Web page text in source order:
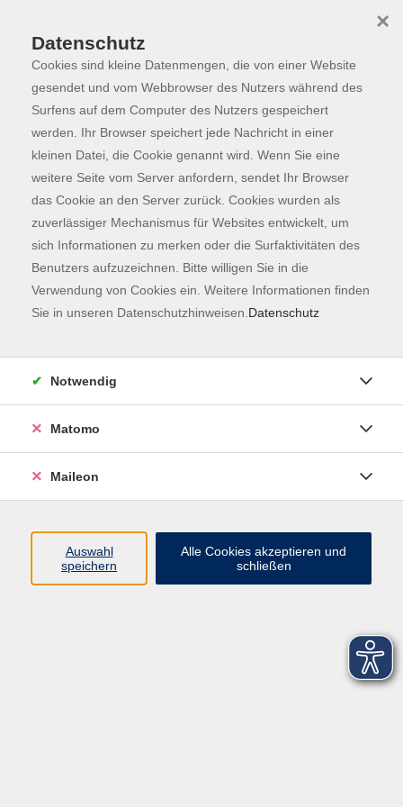
Skip to main content
Programm
Der Kurs konnte nicht gefunden werden.
Kontaktformular
Impressum
AGB
Datenschutzerklärung
Datenschutz
Cookies sind kleine Datenmengen, die von einer Website
gesendet und vom Webbrowser des Nutzers während des
Surfens auf dem Computer des Nutzers gespeichert
werden. Ihr Browser speichert jede Nachricht in einer
kleinen Datei, die Cookie genannt wird. Wenn Sie eine
weitere Seite vom Server anfordern, sendet Ihr Browser
das Cookie an den Server zurück. Cookies wurden als
zuverlässiger Mechanismus für Websites entwickelt, um
sich Informationen zu merken oder die Surfaktivitäten des
Benutzers aufzuzeichnen. Bitte willigen Sie in die
Verwendung von Cookies ein. Weitere Informationen finden
Sie in unseren Datenschutzhinweisen. Datenschutz
×
Notwendig
Matomo
Maileon
Auswahl
speichern
Alle Cookies akzeptieren und
schließen